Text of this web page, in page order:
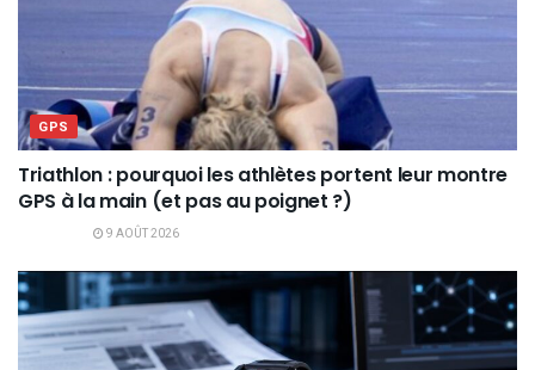
GPS
Triathlon : pourquoi les athlètes portent leur montre
GPS à la main (et pas au poignet ?)
9 AOÛT 2026